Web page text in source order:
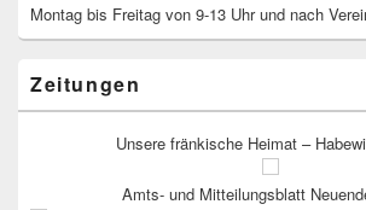
Montag bis Freitag von 9-13 Uhr und nach
Zeitungen
Unsere fränkische Heimat –
Amts- und Mitteilungsblatt